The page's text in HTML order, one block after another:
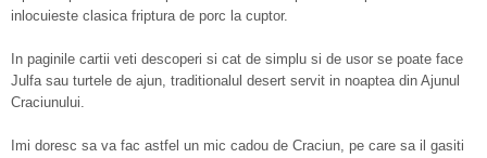
inlocuieste clasica friptura de porc la cuptor.
In paginile cartii veti descoperi si cat de simplu si de usor se poate face
Julfa sau turtele de ajun, traditionalul desert servit in noaptea din Ajunul
Craciunului.
Imi doresc sa va fac astfel un mic cadou de Craciun, pe care sa il gasiti